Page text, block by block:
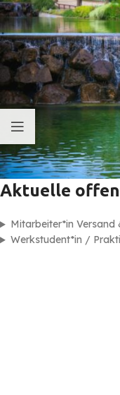
Aktuelle
Mitarbeiter*in Versand
Werkstudent*in /